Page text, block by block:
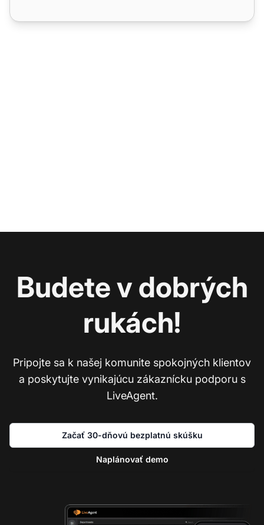
Budete v dobrých
rukách!
Pripojte sa k našej komunite spokojných klientov
a poskytujte vynikajúcu zákaznícku podporu s
LiveAgent.
Začať 30-dňovú bezplatnú skúšku
Naplánovať demo